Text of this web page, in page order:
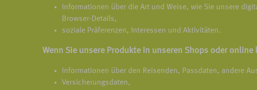
Informationen über die Art und Weise, wie Sie unsere
Browser-Details,
soziale Präferenzen, Interessen und Aktivitäten.
Wenn Sie unsere Produkte in unseren Shops oder
Informationen über den Reisenden, Passdaten, andere
Versicherungsdaten,